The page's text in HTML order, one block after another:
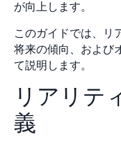
が向上します。
このガイドでは、リ
将来の傾向、および
て説明します。
リアリテ
義